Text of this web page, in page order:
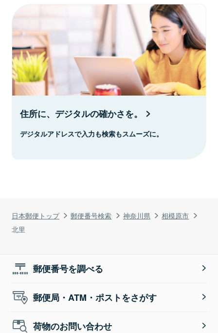
日本郵便トップ 郵便番号検索 神奈川県
相模原市
北里
住所に、デジタルの確かさを。
デジタルアドレスで入力も検索もスムーズに。
郵便番号を調べる
郵便局・ATM・ポストをさがす
荷物のお問い合わせ